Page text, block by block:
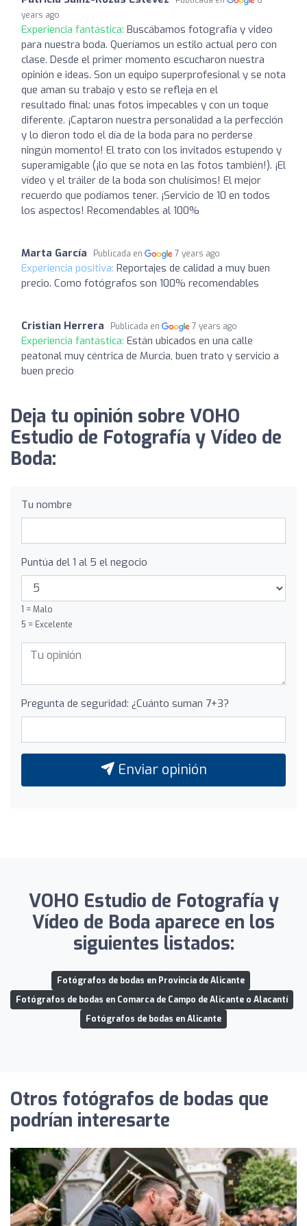
years ago
Experiencia fantástica: Buscábamos fotografía y video
para nuestra boda. Queríamos un estilo actual pero con
clase. Desde el primer momento escucharon nuestra
opinión e ideas. Son un equipo superprofesional y se nota
que aman su trabajo y esto se refleja en el
resultado final: unas fotos impecables y con un toque
diferente. ¡Captaron nuestra personalidad a la perfección
y lo dieron todo el día de la boda para no perderse
ningún momento! El trato con los invitados estupendo y
superamigable (¡lo que se nota en las fotos también!). ¡El
vídeo y el tráiler de la boda son chulísimos! El mejor
recuerdo que podíamos tener. ¡Servicio de 10 en todos
los aspectos! Recomendables al 100%
Marta García Publicada en 7 years ago
Experiencia positiva: Reportajes de calidad a muy buen
precio. Como fotógrafos son 100% recomendables
Cristian Herrera Publicada en 7 years ago
Experiencia fantástica: Están ubicados en una calle
peatonal muy céntrica de Murcia, buen trato y servicio a
buen precio
Deja tu opinión sobre VOHO
Estudio de Fotografía y Vídeo de
Boda:
Tu nombre
Puntúa del 1 al 5 el negocio
1 = Malo
5 = Excelente
Pregunta de seguridad: ¿Cuánto suman 7+3?
Enviar opinión
VOHO Estudio de Fotografía y
Vídeo de Boda aparece en los
siguientes listados:
Fotógrafos de bodas en Provincia de Alicante
Fotógrafos de bodas en Comarca de Campo de Alicante o Alacantí
Fotógrafos de bodas en Alicante
Otros fotógrafos de bodas que
podrían interesarte